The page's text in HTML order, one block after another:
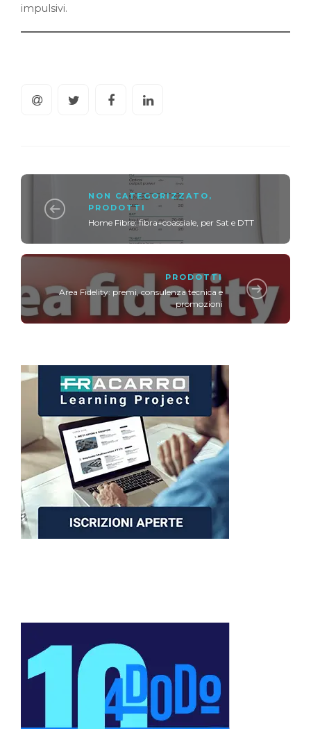
impulsivi.
NON CATEGORIZZATO ,
PRODOTTI
Home Fibre: fibra+coassiale, per Sat e DTT
PRODOTTI
Area Fidelity: premi, consulenza tecnica e
promozioni